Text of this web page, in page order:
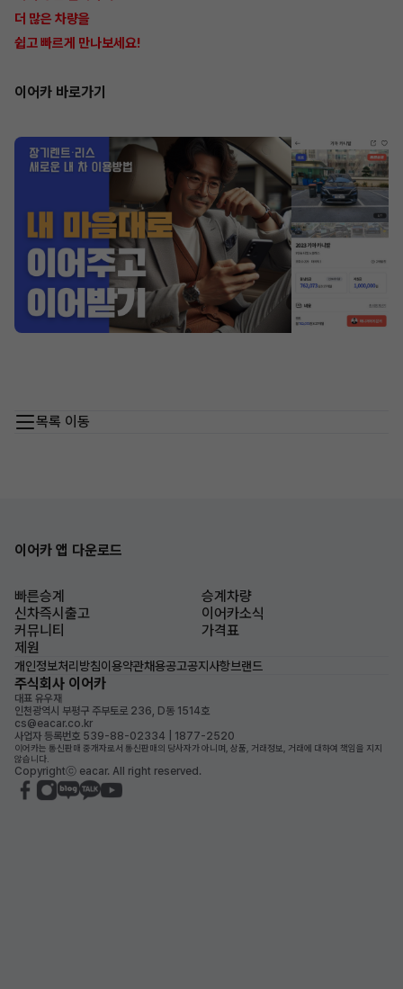
더 많은 차량을
쉽고 빠르게 만나보세요!
이어카 바로가기
목록 이동
이어카 앱 다운로드
빠른승계
승계차량
신차즉시출고
이어카소식
커뮤니티
가격표
제원
개인정보처리방침이용약관채용공고공지사항브랜드
주식회사 이어카
대표 유우재
인천광역시 부평구 주부토로 236, D동 1514호
cs@eacar.co.kr
사업자 등록번호 539-88-02334 | 1877-2520
이어카는 통신판매 중개자로서 통신판매의 당사자가 아니며, 상품, 거래정보, 거래에 대하여 책임을 지지
않습니다.
Copyrightⓒ eacar. All right reserved.